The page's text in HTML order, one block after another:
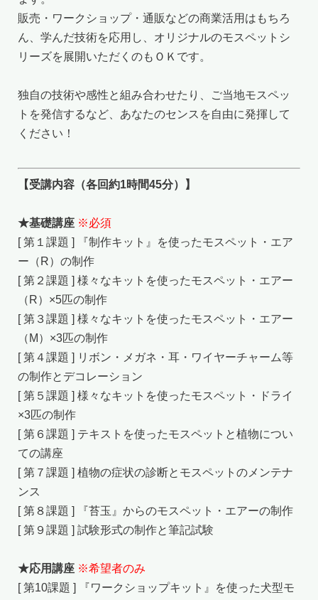
販売・ワークショップ・通販などの商業活用はもちろ
ん、学んだ技術を応用し、オリジナルのモスペットシ
リーズを展開いただくのもＯＫです。
独自の技術や感性と組み合わせたり、ご当地モスペッ
トを発信するなど、あなたのセンスを自由に発揮して
ください！
【受講内容（各回約1時間45分）】
★基礎講座 ※必須
[ 第１課題 ] 『制作キット』を使ったモスペット・エア
ー（R）の制作
[ 第２課題 ] 様々なキットを使ったモスペット・エアー
（R）×5匹の制作
[ 第３課題 ] 様々なキットを使ったモスペット・エアー
（M）×3匹の制作
[ 第４課題 ] リボン・メガネ・耳・ワイヤーチャーム等
の制作とデコレーション
[ 第５課題 ] 様々なキットを使ったモスペット・ドライ
×3匹の制作
[ 第６課題 ] テキストを使ったモスペットと植物につい
ての講座
[ 第７課題 ] 植物の症状の診断とモスペットのメンテナ
ンス
[ 第８課題 ] 『苔玉』からのモスペット・エアーの制作
[ 第９課題 ] 試験形式の制作と筆記試験
★応用講座 ※希望者のみ
[ 第10課題 ] 『ワークショップキット』を使った犬型モ